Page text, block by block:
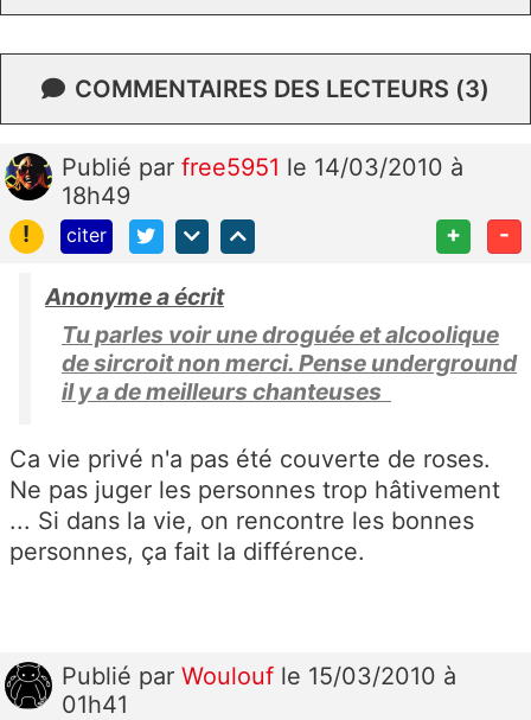
COMMENTAIRES DES LECTEURS (3)
Publié par free5951 le 14/03/2010 à
18h49
!
citer + -
Anonyme a écrit
Tu parles voir une droguée et alcoolique
de sircroit non merci. Pense underground
il y a de meilleurs chanteuses
Ca vie privé n'a pas été couverte de roses.
Ne pas juger les personnes trop hâtivement
... Si dans la vie, on rencontre les bonnes
personnes, ça fait la différence.
Publié par Woulouf le 15/03/2010 à
01h41